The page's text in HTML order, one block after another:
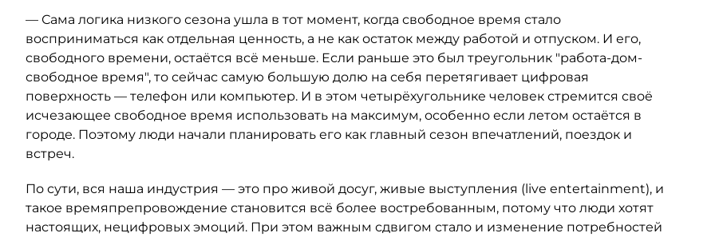
— Сама логика низкого сезона ушла в тот момент, когда свободное время стало
восприниматься как отдельная ценность, а не как остаток между работой и отпуском. И его,
свободного времени, остаётся всё меньше. Если раньше это был треугольник "работа-дом-
свободное время", то сейчас самую большую долю на себя перетягивает цифровая
поверхность — телефон или компьютер. И в этом четырёхугольнике человек стремится своё
исчезающее свободное время использовать на максимум, особенно если летом остаётся в
городе. Поэтому люди начали планировать его как главный сезон впечатлений, поездок и
встреч.
По сути, вся наша индустрия — это про живой досуг, живые выступления (live entertainment), и
такое времяпрепровождение становится всё более востребованным, потому что люди хотят
настоящих, нецифровых эмоций. При этом важным сдвигом стало и изменение потребностей